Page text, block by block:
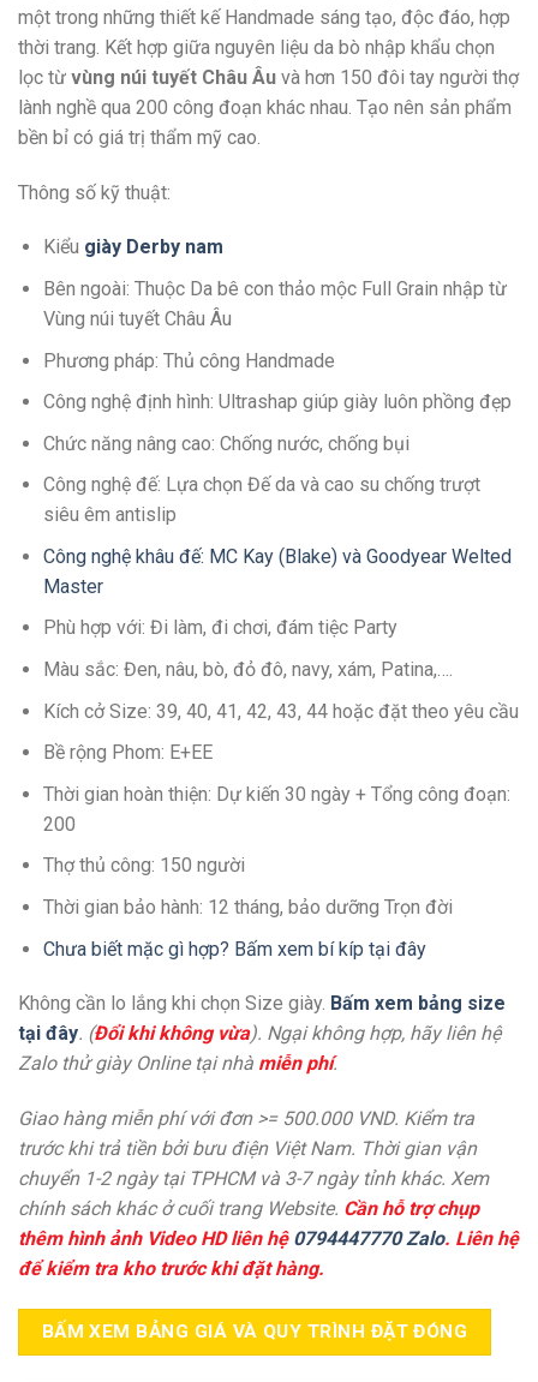
một trong những thiết kế Handmade sáng tạo, độc đáo, hợp
thời trang. Kết hợp giữa nguyên liệu da bò nhập khẩu chọn
lọc từ vùng núi tuyết Châu Âu và hơn 150 đôi tay người thợ
lành nghề qua 200 công đoạn khác nhau. Tạo nên sản phẩm
bền bỉ có giá trị thẩm mỹ cao.
Thông số kỹ thuật:
Kiểu giày Derby nam
Bên ngoài: Thuộc Da bê con thảo mộc Full Grain nhập từ
Vùng núi tuyết Châu Âu
Phương pháp: Thủ công Handmade
Công nghệ định hình: Ultrashap giúp giày luôn phồng đẹp
Chức năng nâng cao: Chống nước, chống bụi
Công nghệ đế: Lựa chọn Đế da và cao su chống trượt
siêu êm antislip
Công nghệ khâu đế: MC Kay (Blake) và Goodyear Welted
Master
Phù hợp với: Đi làm, đi chơi, đám tiệc Party
Màu sắc: Đen, nâu, bò, đỏ đô, navy, xám, Patina,….
Kích cở Size: 39, 40, 41, 42, 43, 44 hoặc đặt theo yêu cầu
Bề rộng Phom: E+EE
Thời gian hoàn thiện: Dự kiến 30 ngày + Tổng công đoạn:
200
Thợ thủ công: 150 người
Thời gian bảo hành: 12 tháng, bảo dưỡng Trọn đời
Chưa biết mặc gì hợp? Bấm xem bí kíp tại đây
Không cần lo lắng khi chọn Size giày. Bấm xem bảng size
tại đây. (Đổi khi không vừa). Ngại không hợp, hãy liên hệ
Zalo thử giày Online tại nhà miễn phí.
Giao hàng miễn phí với đơn >= 500.000 VND. Kiểm tra
trước khi trả tiền bởi bưu điện Việt Nam. Thời gian vận
chuyển 1-2 ngày tại TPHCM và 3-7 ngày tỉnh khác. Xem
chính sách khác ở cuối trang Website. Cần hỗ trợ chụp
thêm hình ảnh Video HD liên hệ 0794447770 Zalo. Liên hệ
để kiểm tra kho trước khi đặt hàng.
BẤM XEM BẢNG GIÁ VÀ QUY TRÌNH ĐẶT ĐÓNG